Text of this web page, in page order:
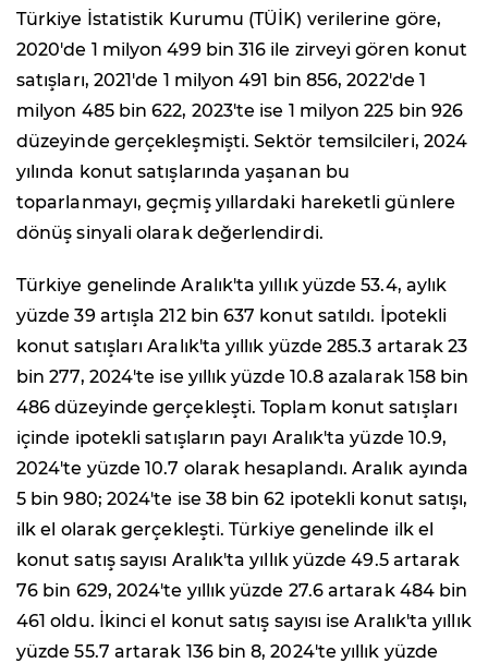
Türkiye İstatistik Kurumu (TÜİK) verilerine göre,
2020'de 1 milyon 499 bin 316 ile zirveyi gören konut
satışları, 2021'de 1 milyon 491 bin 856, 2022'de 1
milyon 485 bin 622, 2023'te ise 1 milyon 225 bin 926
düzeyinde gerçekleşmişti. Sektör temsilcileri, 2024
yılında konut satışlarında yaşanan bu
toparlanmayı, geçmiş yıllardaki hareketli günlere
dönüş sinyali olarak değerlendirdi.
Türkiye genelinde Aralık'ta yıllık yüzde 53.4, aylık
yüzde 39 artışla 212 bin 637 konut satıldı. İpotekli
konut satışları Aralık'ta yıllık yüzde 285.3 artarak 23
bin 277, 2024'te ise yıllık yüzde 10.8 azalarak 158 bin
486 düzeyinde gerçekleşti. Toplam konut satışları
içinde ipotekli satışların payı Aralık'ta yüzde 10.9,
2024'te yüzde 10.7 olarak hesaplandı. Aralık ayında
5 bin 980; 2024'te ise 38 bin 62 ipotekli konut satışı,
ilk el olarak gerçekleşti. Türkiye genelinde ilk el
konut satış sayısı Aralık'ta yıllık yüzde 49.5 artarak
76 bin 629, 2024'te yıllık yüzde 27.6 artarak 484 bin
461 oldu. İkinci el konut satış sayısı ise Aralık'ta yıllık
yüzde 55.7 artarak 136 bin 8, 2024'te yıllık yüzde